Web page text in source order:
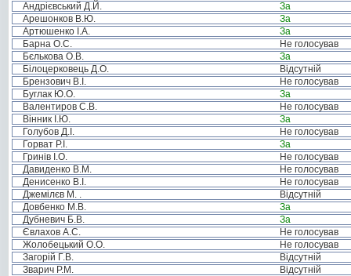
Андрієвський Д.Й.
За
Арешонков В.Ю.
За
Артюшенко І.А.
За
Барна О.С.
Не голосував
Бєлькова О.В.
За
Білоцерковець Д.О.
Відсутній
Брензович В.І.
Не голосував
Буглак Ю.О.
За
Валентиров С.В.
Не голосував
Вінник І.Ю.
За
Голубов Д.І.
Не голосував
Горват Р.І.
За
Гринів І.О.
Не голосував
Давиденко В.М.
Не голосував
Денисенко В.І.
Не голосував
Джемілєв М. .
Відсутній
Довбенко М.В.
За
Дубневич Б.В.
За
Євлахов А.С.
Не голосував
Жолобецький О.О.
Не голосував
Загорій Г.В.
Відсутній
Зварич Р.М.
Відсутній